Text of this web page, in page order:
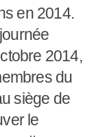
en 2014.
2014,
du
siège de
le